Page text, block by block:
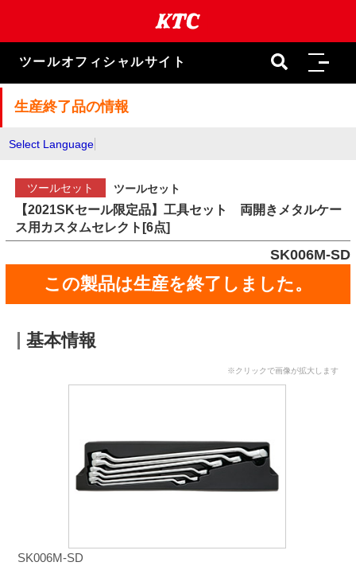
ま
キ
ツールオフィシャルサイト
生産終了品の情報
Select Language
ツールセット ツールセット
【2021SKセール限定品】工具セット 両開きメタルケー
ス用カスタムセレクト[6点]
SK006M-SD
この製品は生産を終了しました。
基本情報
※クリックで画像が拡大します
SK006M-SD